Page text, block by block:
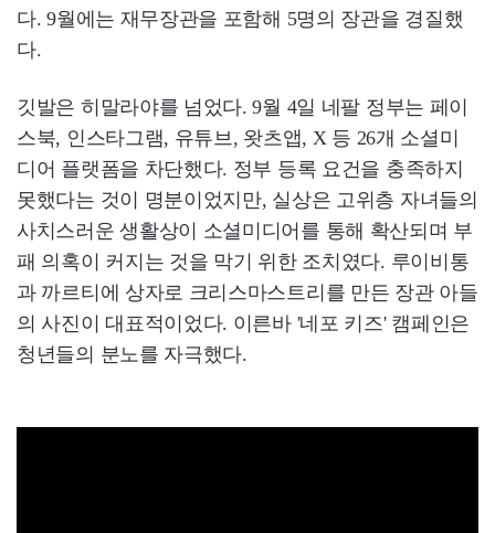
다. 9월에는 재무장관을 포함해 5명의 장관을 경질했
다.
깃발은 히말라야를 넘었다. 9월 4일 네팔 정부는 페이
스북, 인스타그램, 유튜브, 왓츠앱, X 등 26개 소셜미
디어 플랫폼을 차단했다. 정부 등록 요건을 충족하지
못했다는 것이 명분이었지만, 실상은 고위층 자녀들의
사치스러운 생활상이 소셜미디어를 통해 확산되며 부
패 의혹이 커지는 것을 막기 위한 조치였다. 루이비통
과 까르티에 상자로 크리스마스트리를 만든 장관 아들
의 사진이 대표적이었다. 이른바 '네포 키즈' 캠페인은
청년들의 분노를 자극했다.